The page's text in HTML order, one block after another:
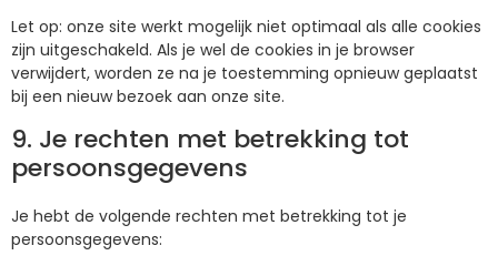
Let op: onze site werkt mogelijk niet optimaal als alle cookies
zijn uitgeschakeld. Als je wel de cookies in je browser
verwijdert, worden ze na je toestemming opnieuw geplaatst
bij een nieuw bezoek aan onze site.
9. Je rechten met betrekking tot
persoonsgegevens
Je hebt de volgende rechten met betrekking tot je
persoonsgegevens: